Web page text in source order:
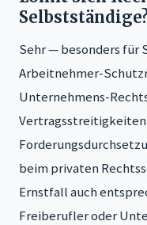
Sehr — besonders für
Arbeitnehmer-
Unternehmens-
beim privaten
Ernstfall auch
Freiberufler oder